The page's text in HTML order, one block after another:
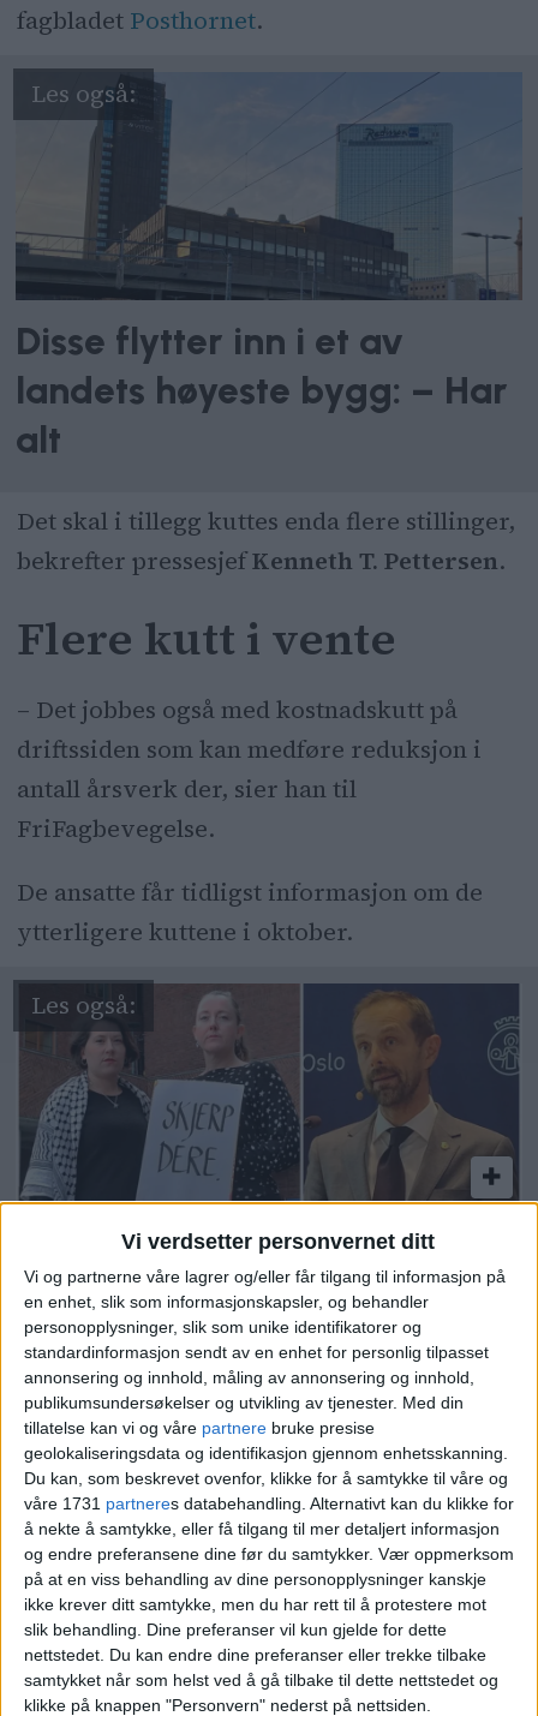
Vi verdsetter personvernet ditt
Vi og partnerne våre lagrer og/eller får tilgang til informasjon på
en enhet, slik som informasjonskapsler, og behandler
personopplysninger, slik som unike identifikatorer og
standardinformasjon sendt av en enhet for personlig tilpasset
annonsering og innhold, måling av annonsering og innhold,
publikumsundersøkelser og utvikling av tjenester. Med din
tillatelse kan vi og våre partnere bruke presise
geolokaliseringsdata og identifikasjon gjennom enhetsskanning.
Du kan, som beskrevet ovenfor, klikke for å samtykke til våre og
våre 1731 partneres databehandling. Alternativt kan du klikke for
å nekte å samtykke, eller få tilgang til mer detaljert informasjon
og endre preferansene dine før du samtykker. Vær oppmerksom
på at en viss behandling av dine personopplysninger kanskje
ikke krever ditt samtykke, men du har rett til å protestere mot
slik behandling. Dine preferanser vil kun gjelde for dette
nettstedet. Du kan endre dine preferanser eller trekke tilbake
samtykket når som helst ved å gå tilbake til dette nettstedet og
klikke på knappen "Personvern" nederst på nettsiden.
fagbladet Posthornet.
Disse flytter inn i et av
landets høyeste bygg: – Har
alt
Det skal i tillegg kuttes enda flere stillinger,
bekrefter pressesjefKenneth T. Pettersen.
Flere kutt i vente
– Det jobbes også med kostnadskutt på
driftssiden som kan medføre reduksjon i
antall årsverk der, sier han til
FriFagbevegelse.
De ansatte får tidligst informasjon om de
ytterligere kuttene i oktober.
Rødt-politikere i Gamle Oslo
og Søndre Nordstrand fly
forbannet på
finansbyråden: – Han kaller
oss late og inkompetente
– Det å skulle redusere antall årsverk er en
krevende beslutning. Samtidig handler
dette om konsernets fremtid, og vi anser
disse tiltakene som helt nødvendige for å
skape varig endring som gjør konsernet